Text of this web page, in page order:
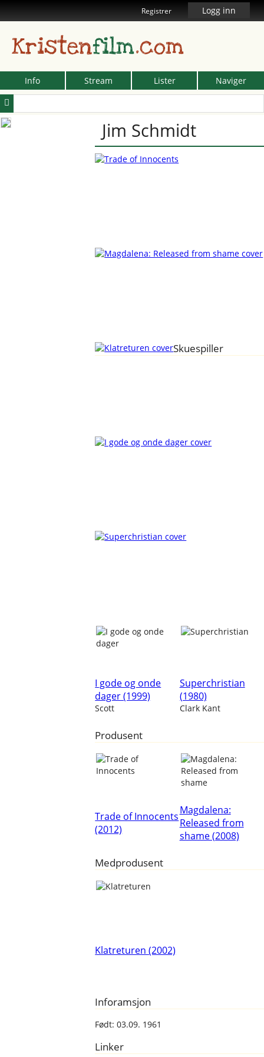
Registrer Logg inn
Kristenfilm.com
Info Stream Lister Naviger
Jim Schmidt
Skuespiller
I gode og onde
dager (1999)
Scott
Superchristian
(1980)
Clark Kant
Produsent
Trade of Innocents
(2012)
Magdalena:
Released from
shame (2008)
Medprodusent
Klatreturen (2002)
Inforamsjon
Født: 03.09. 1961
Linker